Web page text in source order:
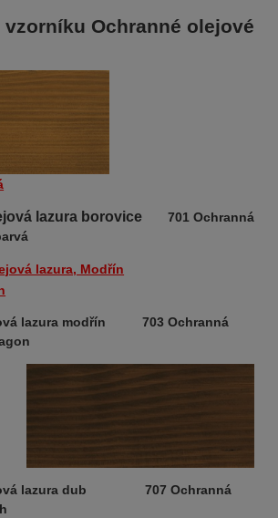
vzorníku Ochranné olejové
lazura borovice701 Ochranná
lazura modřín 703 Ochranná
lazura dub707 Ochranná